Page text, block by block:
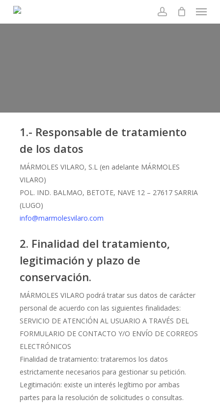
account
Menu
1.- Responsable de tratamiento
de los datos
MÁRMOLES VILARO, S.L (en adelante MÁRMOLES
VILARO)
POL. IND. BALMAO, BETOTE, NAVE 12 – 27617 SARRIA
(LUGO)
info@marmolesvilaro.com
2. Finalidad del tratamiento,
legitimación y plazo de
conservación.
MÁRMOLES VILARO podrá tratar sus datos de carácter
personal de acuerdo con las siguientes finalidades:
SERVICIO DE ATENCIÓN AL USUARIO A TRAVÉS DEL
FORMULARIO DE CONTACTO Y/O ENVÍO DE CORREOS
ELECTRÓNICOS
Finalidad de tratamiento: trataremos los datos
estrictamente necesarios para gestionar su petición.
Legitimación: existe un interés legítimo por ambas
partes para la resolución de solicitudes o consultas.